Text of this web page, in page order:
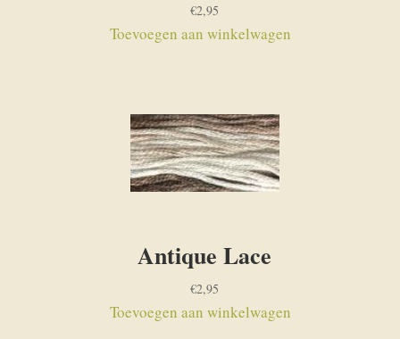
€2,95
Toevoegen aan winkelwagen
Antique Lace
€2,95
Toevoegen aan winkelwagen